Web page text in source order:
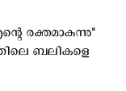
രക്തമാകുന്നു"
ബലികളെ